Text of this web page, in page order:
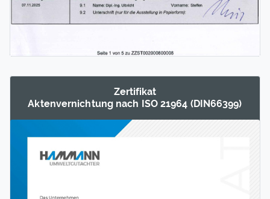
Zertifikat
Akten­ver­nichtung nach ISO 21964 (DIN66399)